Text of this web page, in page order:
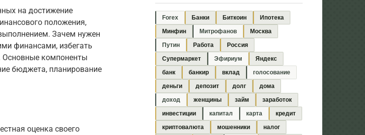
на достижение
положения,
Зачем нужен
финансами, избегать
Основные компоненты
бюджета, планирование
оценка своего
Forex Банки Биткоин
Ипотека
Минфин
Митрофанов
Москва
Путин
Работа
Россия
Супермаркет
Эфириум
Яндекс
банк
банкир вклад
голосование
деньги
депозит долг
дома
доход
женщины займ
заработок
инвестиции
капитал карта
кредит
криптовалюта
мошенники
налог